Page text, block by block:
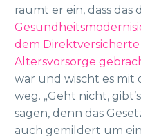
räumt er ein, dass das
dem
Altersvorsorge
war und wischt es mit
weg. „Geht nicht,
sagen, denn das
auch gemildert um